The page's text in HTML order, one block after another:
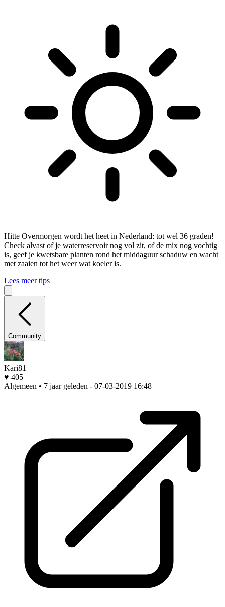
Hitte Overmorgen wordt het heet in Nederland: tot wel 36 graden!
Check alvast of je waterreservoir nog vol zit, of de mix nog vochtig
is, geef je kwetsbare planten rond het middaguur schaduw en wacht
met zaaien tot het weer wat koeler is.
Lees meer tips
Community
Kari81
♥ 405
Algemeen • 7 jaar geleden - 07-03-2019 16:48